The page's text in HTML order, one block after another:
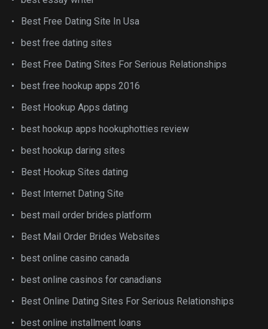
Best Free Dating Site In Usa
best free dating sites
Best Free Dating Sites For Serious Relationships
best free hookup apps 2016
Best Hookup Apps dating
best hookup apps hookuphotties review
best hookup daring sites
Best Hookup Sites dating
Best Internet Dating Site
best mail order brides platform
Best Mail Order Brides Websites
best online casino canada
best online casinos for canadians
Best Online Dating Sites For Serious Relationships
best online installment loans